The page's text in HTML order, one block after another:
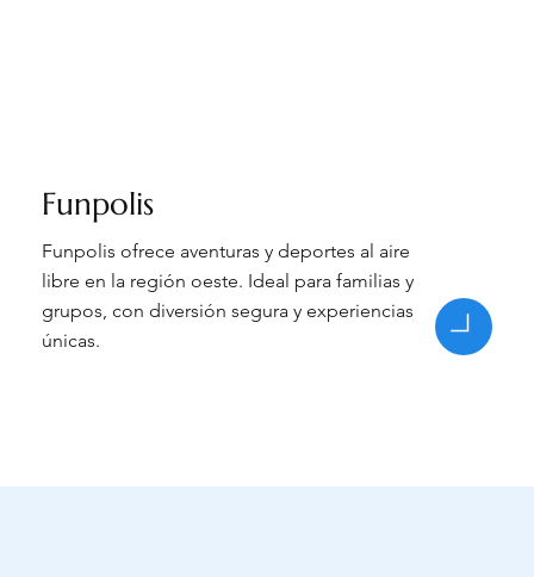
Funpolis
Funpolis ofrece aventuras y deportes al aire
libre en la región oeste. Ideal para familias y
grupos, con diversión segura y experiencias
únicas.